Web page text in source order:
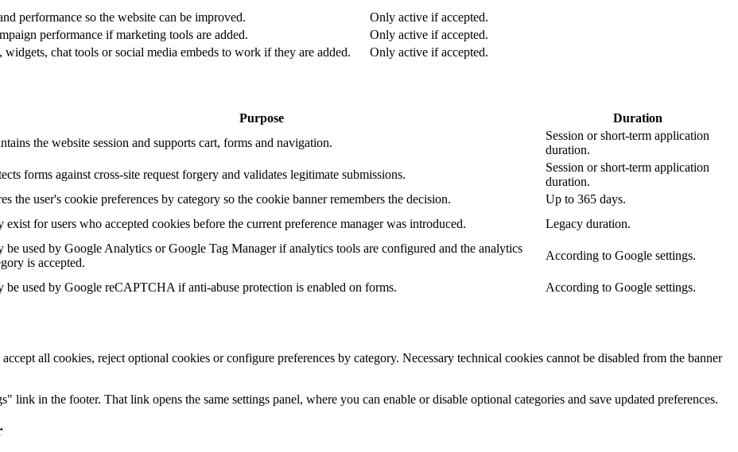
performance so the website can be improved.
Only active if accepted.
performance if marketing tools are added.
Only active if accepted.
chat tools or social media embeds to work if they are added. Only active if accepted.
Purpose
Duration
the website session and supports cart, forms and navigation.
Session or short-term application
duration.
forms against cross-site request forgery and validates legitimate submissions.
Session or short-term application
duration.
the user's cookie preferences by category so the cookie banner remembers the decision.
Up to 365 days.
exist for users who accepted cookies before the current preference manager was introduced. Legacy duration.
be used by Google Analytics or Google Tag Manager if analytics tools are configured and the analytics
is accepted.
According to Google settings.
be used by Google reCAPTCHA if anti-abuse protection is enabled on forms. According to Google settings.
all cookies, reject optional cookies or configure preferences by category. Necessary technical cookies cannot be disabled from the banner
link in the footer. That link opens the same settings panel, where you can enable or disable optional categories and save updated preferences.